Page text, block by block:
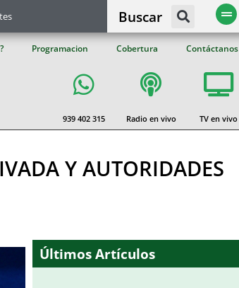
Buscar
Programacion Cobertura Contáctanos
939 402 315 Radio en vivo TV en vivo
Y AUTORIDADES
Últimos Artículos